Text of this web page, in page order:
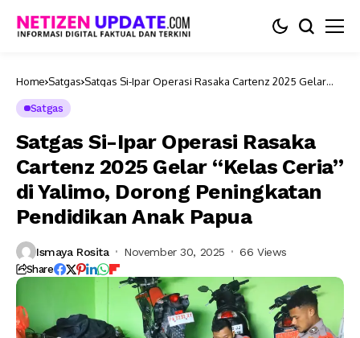
Home Satgas Satgas Si-Ipar Operasi Rasaka Cartenz 2025 Gelar
Satgas
Satgas Si-Ipar Operasi Rasaka
Cartenz 2025 Gelar “Kelas Ceria”
di Yalimo, Dorong Peningkatan
Pendidikan Anak Papua
Ismaya Rosita November 30, 2025 66 Views
Share